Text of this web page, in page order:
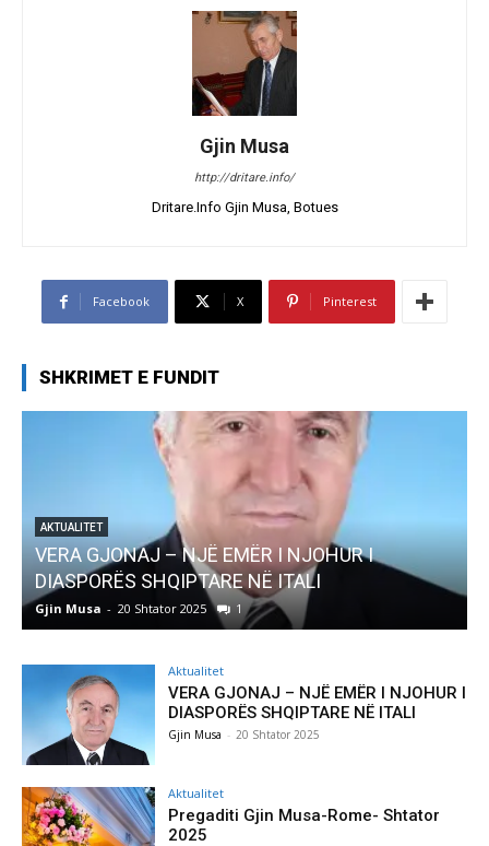
Gjin Musa
http://dritare.info/
Dritare.Info Gjin Musa, Botues
Facebook X Pinterest
SHKRIMET E FUNDIT
AKTUALITET
VERA GJONAJ – NJË EMËR I NJOHUR I
DIASPORËS SHQIPTARE NË ITALI
Gjin Musa - 20 Shtator 2025 1
Aktualitet
VERA GJONAJ – NJË EMËR I NJOHUR I
DIASPORËS SHQIPTARE NË ITALI
Gjin Musa - 20 Shtator 2025
Aktualitet
Pregaditi Gjin Musa-Rome- Shtator
2025